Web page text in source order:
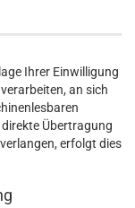
Ihrer Einwilligung
an sich
Übertragung
erfolgt dies